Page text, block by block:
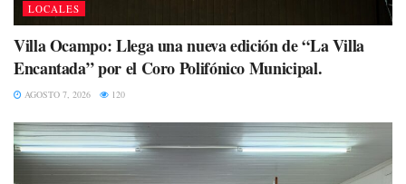
LOCALES
Villa Ocampo: Llega una nueva edición de “La Villa
Encantada” por el Coro Polifónico Municipal.
AGOSTO 7, 2026 120